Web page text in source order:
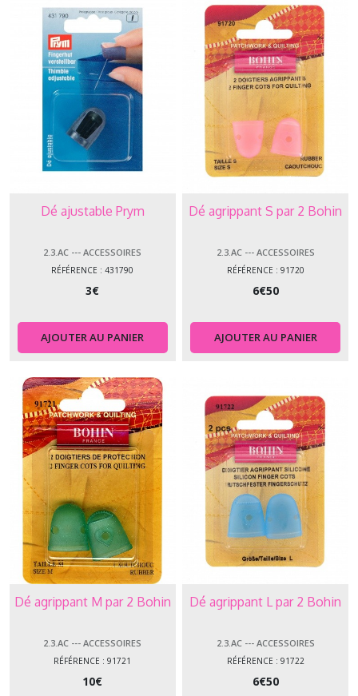
Dé ajustable Prym
2.3.AC --- ACCESSOIRES
RÉFÉRENCE : 431790
3€
AJOUTER AU PANIER
Dé agrippant S par 2 Bohin
2.3.AC --- ACCESSOIRES
RÉFÉRENCE : 91720
6€50
AJOUTER AU PANIER
Dé agrippant M par 2 Bohin
2.3.AC --- ACCESSOIRES
RÉFÉRENCE : 91721
10€
Dé agrippant L par 2 Bohin
2.3.AC --- ACCESSOIRES
RÉFÉRENCE : 91722
6€50